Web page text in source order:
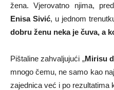
žena. Vjerovatno njima,
Enisa Sivić, u jednom
dobru ženu neka je čuva, a
Pištaline zahvaljujući „Mirisu
mnogo čemu, ne samo kao
zajednica već i po rezultatima